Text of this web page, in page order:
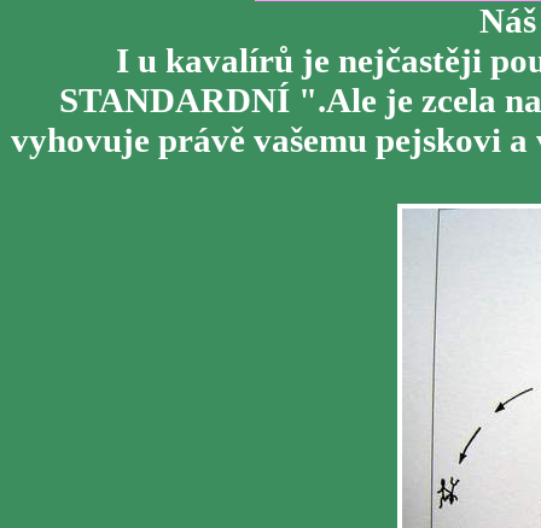
I u kavalírů je nejčastěji
STANDARDNÍ ".Ale je zcela
vyhovuje právě vašemu pejskovi